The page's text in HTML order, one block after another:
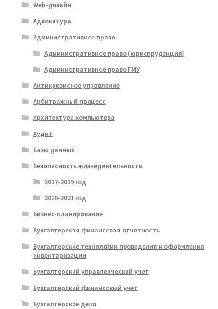
Web-дизайн
Адвокатура
Административное право
Административное право (юриспруденция)
Административное право ГМУ
Антикризисное управление
Арбитражный процесс
Архитектура компьютера
Аудит
Базы данных
Безопасность жизнедеятельности
2017-2019 год
2020-2021 год
Бизнес-планирование
Бухгалтерская финансовая отчетность
Бухгалтерские технологии проведения и оформления
инвентаризации
Бухгалтерский управленческий учет
Бухгалтерский финансовый учет
Бухгалтерское дело